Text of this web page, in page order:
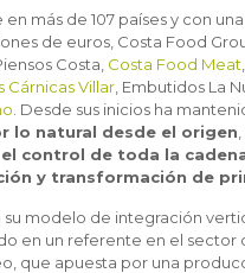
en más de 107 países y con
de euros, Costa Food
Costa, Costa Food Meat
Cárnicas Villar, Embutidos La
. Desde sus inicios ha
lo natural desde el origen
control de toda la
y transformación de
su modelo de integración
en un referente en el sector
que apuesta por una